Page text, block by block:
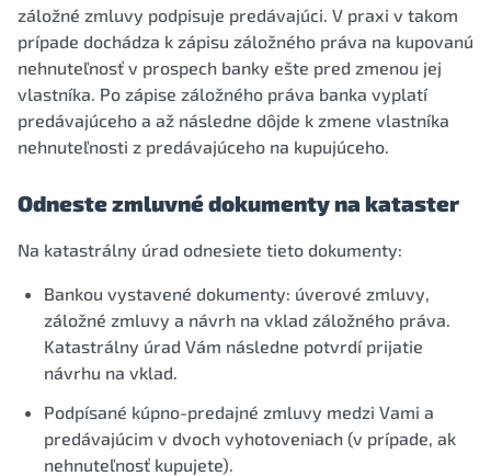
záložné zmluvy podpisuje predávajúci. V praxi v takom
prípade dochádza k zápisu záložného práva na kupovanú
nehnuteľnosť v prospech banky ešte pred zmenou jej
vlastníka. Po zápise záložného práva banka vyplatí
predávajúceho a až následne dôjde k zmene vlastníka
nehnuteľnosti z predávajúceho na kupujúceho.
Odneste zmluvné dokumenty na kataster
Na katastrálny úrad odnesiete tieto dokumenty:
Bankou vystavené dokumenty: úverové zmluvy,
záložné zmluvy a návrh na vklad záložného práva.
Katastrálny úrad Vám následne potvrdí prijatie
návrhu na vklad.
Podpísané kúpno-predajné zmluvy medzi Vami a
predávajúcim v dvoch vyhotoveniach (v prípade, ak
nehnuteľnosť kupujete).